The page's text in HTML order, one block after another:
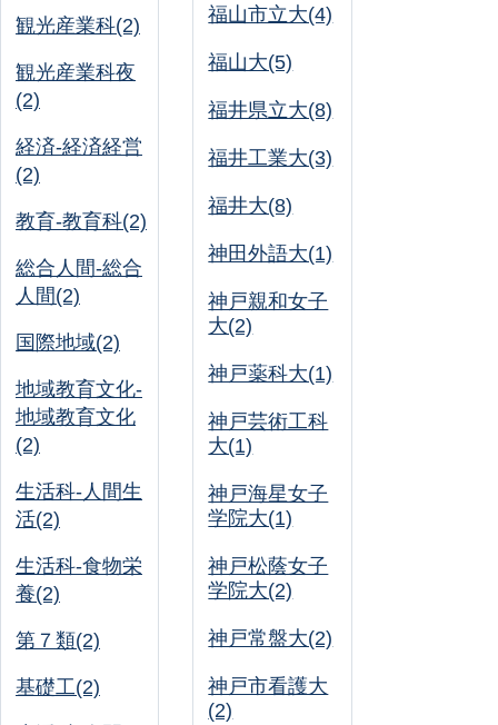
観光産業科(2)
観光産業科夜
(2)
経済-経済経営
(2)
教育-教育科(2)
総合人間-総合
人間(2)
国際地域(2)
地域教育文化-
地域教育文化
(2)
生活科-人間生
活(2)
生活科-食物栄
養(2)
第７類(2)
基礎工(2)
福山市立大(4)
福山大(5)
福井県立大(8)
福井工業大(3)
福井大(8)
神田外語大(1)
神戸親和女子
大(2)
神戸薬科大(1)
神戸芸術工科
大(1)
神戸海星女子
学院大(1)
神戸松蔭女子
学院大(2)
神戸常盤大(2)
神戸市看護大
(2)